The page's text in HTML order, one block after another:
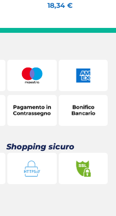
18,34 €
Shopping sicuro